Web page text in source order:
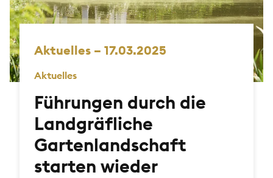
Aktuelles – 17.03.2025
Aktuelles
Führungen durch die
Landgräfliche
Gartenlandschaft
starten wieder